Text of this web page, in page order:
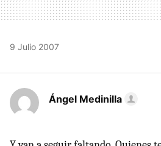
9 Julio 2007
Ángel Medinilla